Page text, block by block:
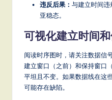
违反后果： 与建立时间
亚稳态。
可视化建立时间
阅读时序图时，请关注数据信
建立窗口（之前）和保持窗口
平坦且不变。如果数据线在这
可能存在缺陷。